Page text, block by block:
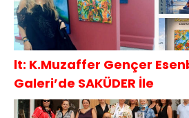
lt: K.Muzaffer Gençer
Galeri’de SAKÜDER İle